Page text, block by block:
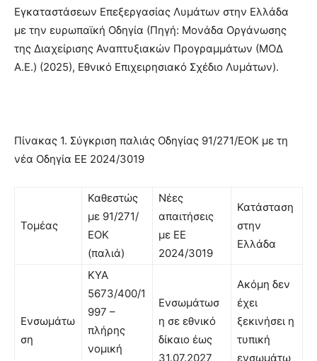
Εγκαταστάσεων Επεξεργασίας Λυμάτων στην Ελλάδα
με την ευρωπαϊκή Οδηγία (Πηγή: Μονάδα Οργάνωσης
της Διαχείρισης Αναπτυξιακών Προγραμμάτων (ΜΟΔ
Α.Ε.) (2025), Εθνικό Επιχειρησιακό Σχέδιο Λυμάτων).
Πίνακας 1. Σύγκριση παλιάς Οδηγίας 91/271/ΕΟΚ με τη
νέα Οδηγία ΕΕ 2024/3019
Τομέας
Καθεστώς
με 91/271/
ΕΟΚ
(παλιά)
Νέες
απαιτήσεις
με ΕΕ
2024/3019
Κατάσταση
στην
Ελλάδα
Ενσωμάτω
ση
ΚΥΑ
5673/400/1
997 –
πλήρης
νομική
Ενσωμάτωσ
η σε εθνικό
δίκαιο έως
31.07.2027
Ακόμη δεν
έχει
ξεκινήσει η
τυπική
ενσωμάτω